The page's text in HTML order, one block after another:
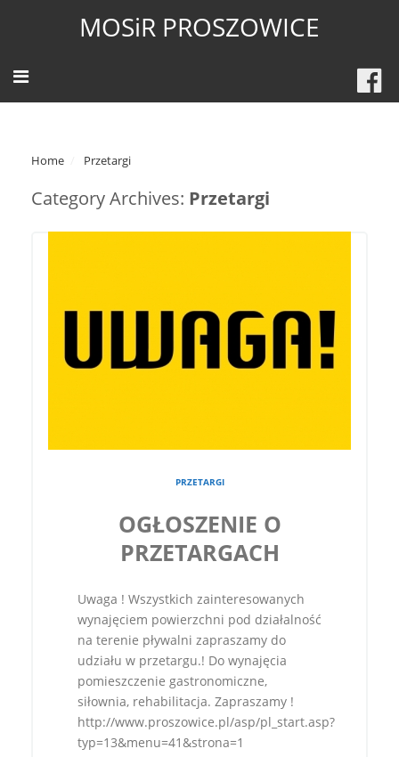
MOSiR PROSZOWICE
Home Przetargi
Category Archives: Przetargi
PRZETARGI
OGŁOSZENIE O
PRZETARGACH
Uwaga ! Wszystkich zainteresowanych
wynajęciem powierzchni pod działalność
na terenie pływalni zapraszamy do
udziału w przetargu.! Do wynajęcia
pomieszczenie gastronomiczne,
siłownia, rehabilitacja. Zapraszamy !
http://www.proszowice.pl/asp/pl_start.asp?
typ=13&menu=41&strona=1